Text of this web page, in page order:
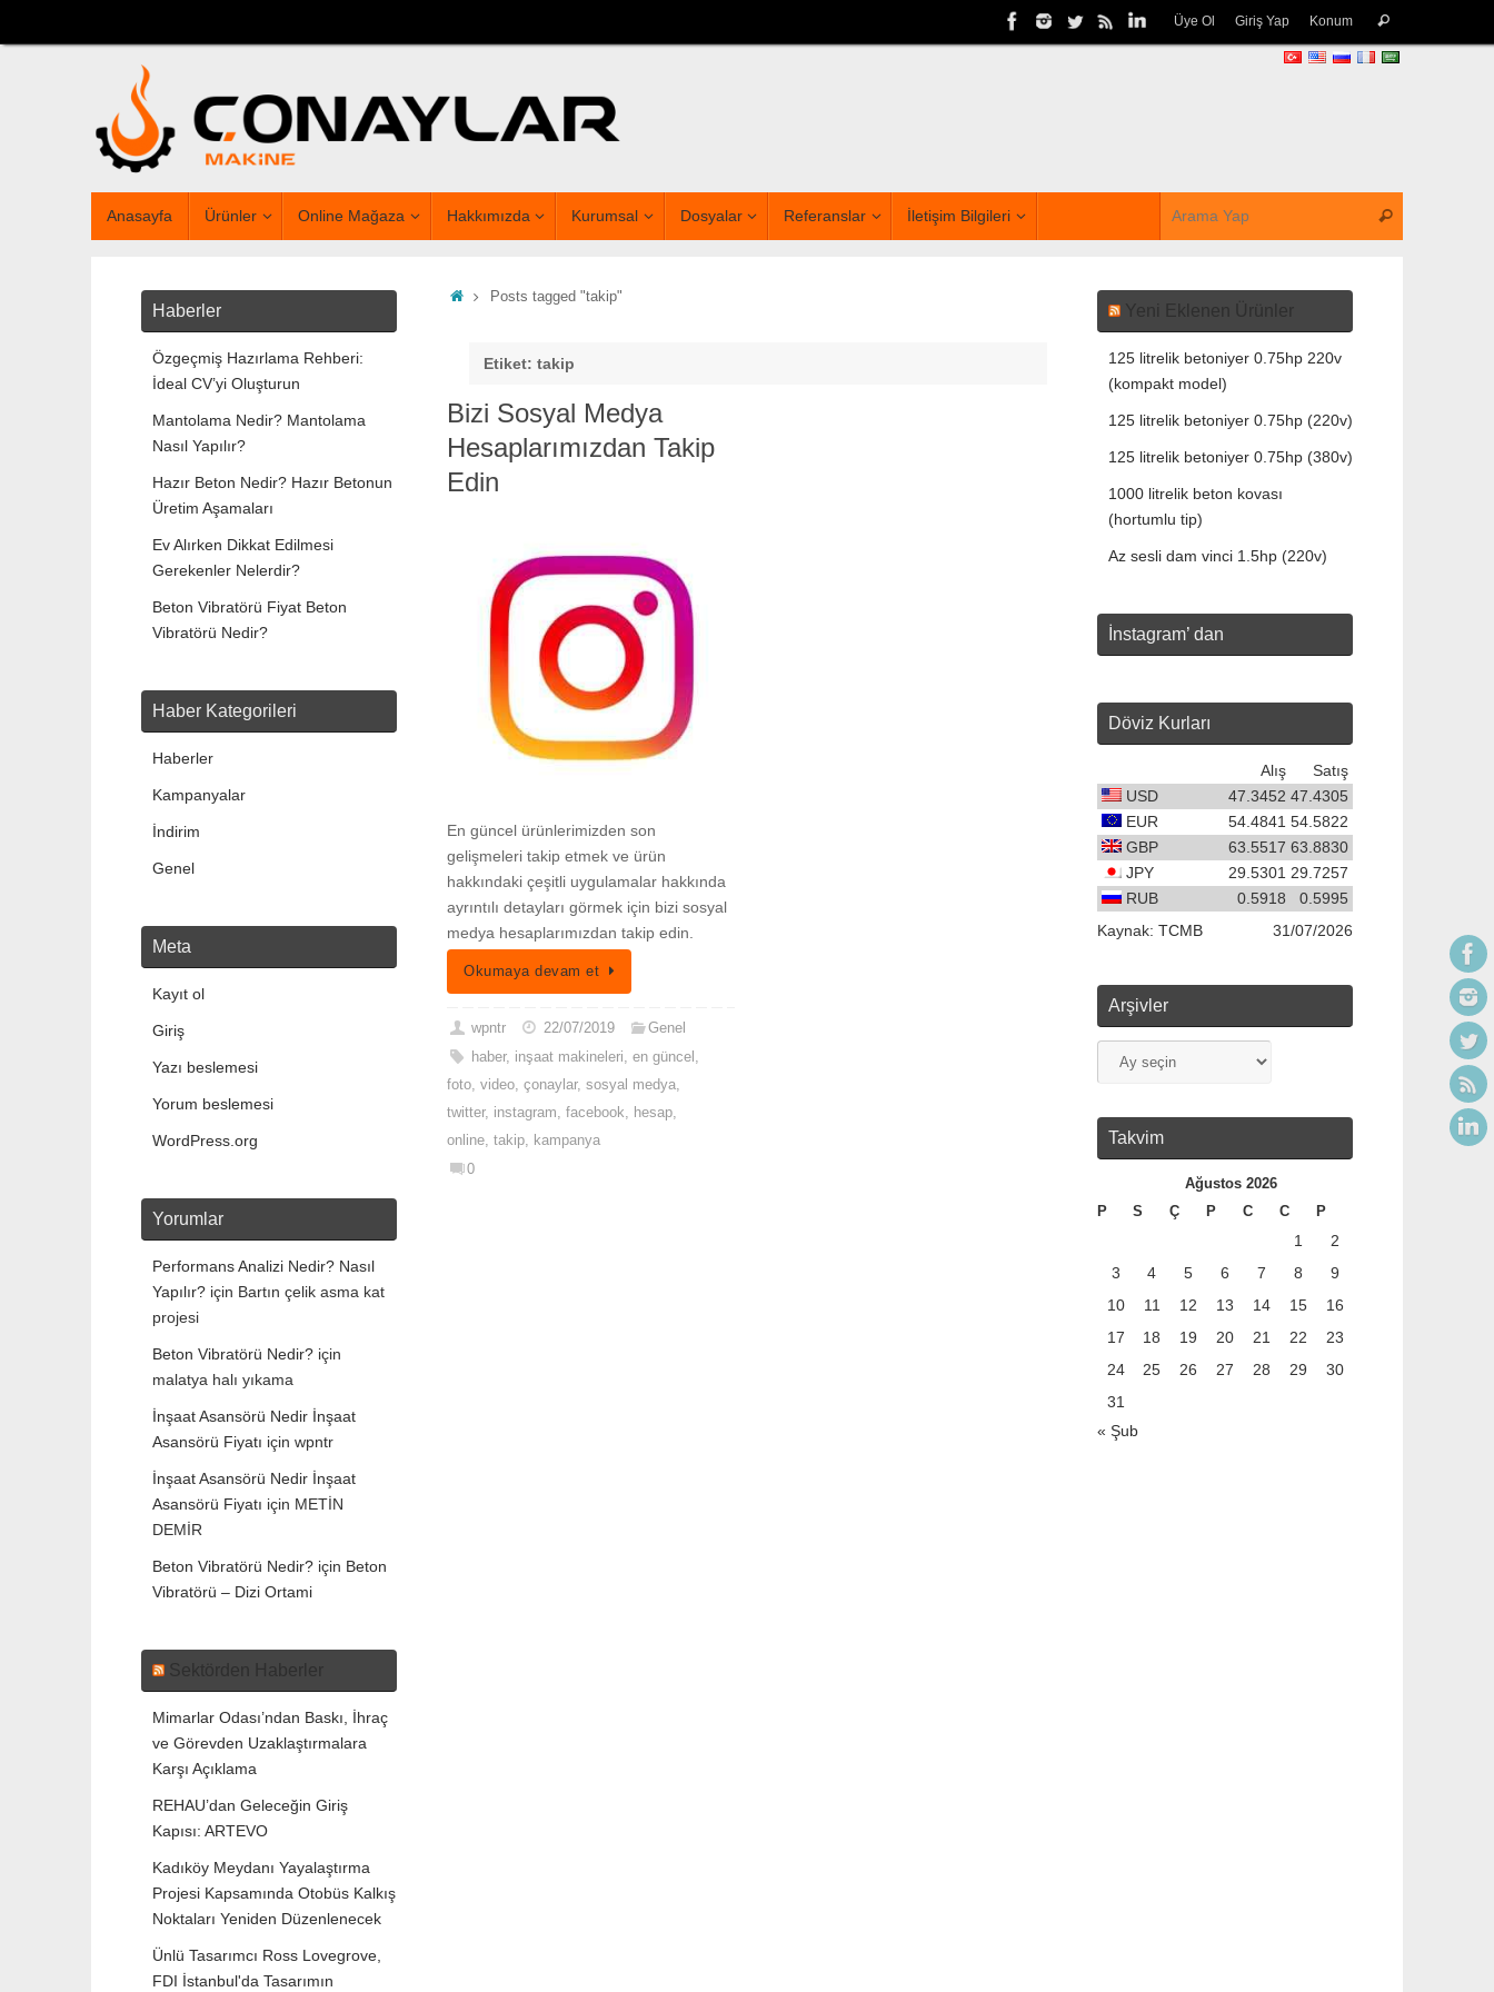
Üye Ol Giriş Yap Konum
Anasayfa Ürünler Online Mağaza Hakkımızda Kurumsal Dosyalar Referanslar İletişim Bilgileri
Posts tagged "takip"
Etiket: takip
Bizi Sosyal Medya
Hesaplarımızdan Takip
Edin
En güncel ürünlerimizden son
gelişmeleri takip etmek ve ürün
hakkındaki çeşitli uygulamalar hakkında
ayrıntılı detayları görmek için bizi sosyal
medya hesaplarımızdan takip edin.
Okumaya devam et
wpntr 22/07/2019
Genel
haber, inşaat makineleri,en güncel ,
foto, video, çonaylar, sosyal medya,
twitter, instagram, facebook, hesap,
online, takip, kampanya
0
Haberler
Özgeçmiş Hazırlama Rehberi:
İdeal CV’yi Oluşturun
Mantolama Nedir? Mantolama
Nasıl Yapılır?
Hazır Beton Nedir? Hazır Betonun
Üretim Aşamaları
Ev Alırken Dikkat Edilmesi
Gerekenler Nelerdir?
Beton Vibratörü Fiyat Beton
Vibratörü Nedir?
Haber Kategorileri
Haberler
Kampanyalar
İndirim
Genel
Meta
Kayıt ol
Giriş
Yazı beslemesi
Yorum beslemesi
WordPress.org
Yorumlar
Performans Analizi Nedir? Nasıl
Yapılır? için Bartın çelik asma kat
projesi
Beton Vibratörü Nedir? için
malatya halı yıkama
İnşaat Asansörü Nedir İnşaat
Asansörü Fiyatı için wpntr
İnşaat Asansörü Nedir İnşaat
Asansörü Fiyatı için METİN
DEMİR
Beton Vibratörü Nedir? için Beton
Vibratörü – Dizi Ortami
Sektörden Haberler
Mimarlar Odası’ndan Baskı, İhraç
ve Görevden Uzaklaştırmalara
Karşı Açıklama
REHAU’dan Geleceğin Giriş
Kapısı: ARTEVO
Kadıköy Meydanı Yayalaştırma
Projesi Kapsamında Otobüs Kalkış
Noktaları Yeniden Düzenlenecek
Ünlü Tasarımcı Ross Lovegrove,
FDI İstanbul'da Tasarımın
Yeni Eklenen Ürünler
125 litrelik betoniyer 0.75hp 220v
(kompakt model)
125 litrelik betoniyer 0.75hp (220v)
125 litrelik betoniyer 0.75hp (380v)
1000 litrelik beton kovası
(hortumlu tip)
Az sesli dam vinci 1.5hp (220v)
İnstagram’ dan
Döviz Kurları
Satış
Alış
USD
47.4305
47.3452
EUR
54.5822
54.4841
GBP
63.8830
63.5517
JPY
29.7257
29.5301
RUB
0.5995
0.5918
Kaynak: TCMB 31/07/2026
Arşivler
Takvim
Ağustos 2026
P
S Ç P C C P
1
2
3
4 5 6 7 8
9
10
11 12 13 14 15
16
17
18 19 20 21 22
23
24
25 26 27 28 29
30
31
« Şub